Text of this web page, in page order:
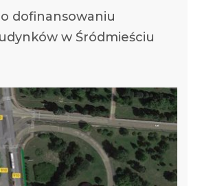
dofinansowaniu
w Śródmieściu